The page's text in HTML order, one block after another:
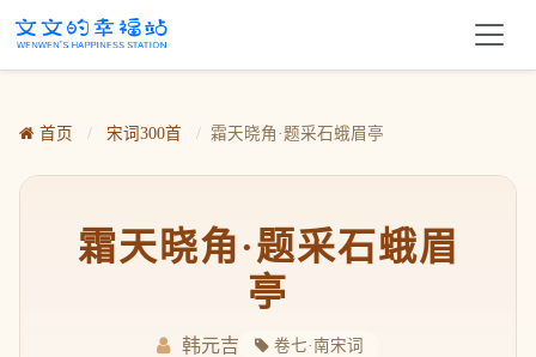
首页 / 宋词300首 / 霜天晓角·题采石蛾眉亭
霜天晓角·题采石蛾眉
亭
韩元吉 卷七·南宋词